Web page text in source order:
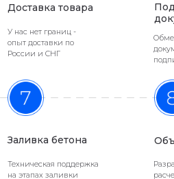
Заливка бетона
Техническая поддержка
на этапах заливки
Доставка товара
У нас нет границ -
опыт доставки по
России и СНГ
ИНРЕС проектирует и
строительные материалы
Строители успешно
тысячи м2 бетонных полов